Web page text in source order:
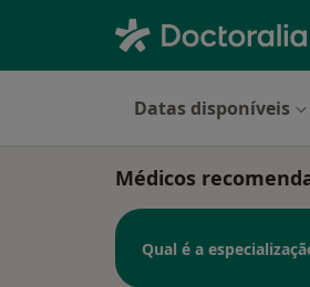
Datas disponíveis
Médicos
Qual é a